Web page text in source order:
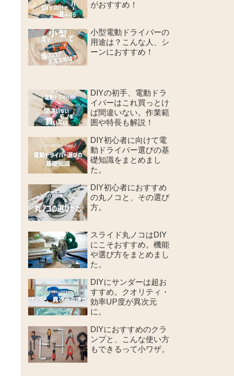
がおすすめ！
小型電動ドライバーの
用途は？こんな人、シ
ーンにおすすめ！
DIYの初手、電動ドラ
イバーはこれ買っとけ
ば間違いない。作業範
囲や特長も解説！
DIY初心者に向けて電
動ドライバー選びの基
礎知識をまとめまし
た。
DIY初心者におすすめ
の丸ノコと、その選び
方。
スライド丸ノコはDIY
にこそおすすめ。機能
や選び方をまとめまし
た。
DIYにサンダーは超お
すすめ。クオリティ・
効率UP度が異次元
に。
DIYにおすすめのクラ
ンプと、こんな使い方
もできるって小ワザ。